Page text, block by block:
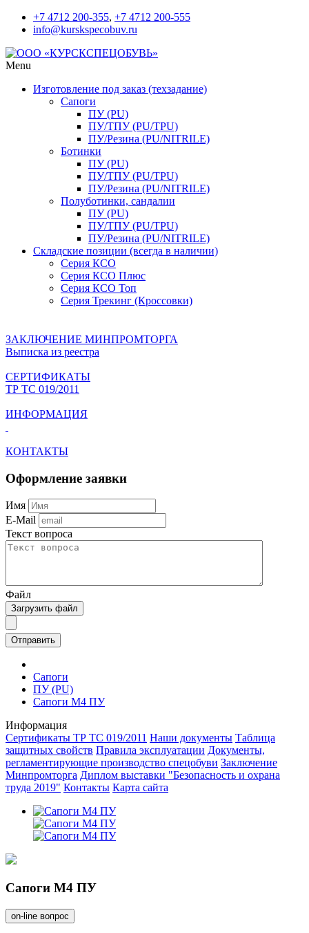
+7 4712 200-355, +7 4712 200-555
info@kurskspecobuv.ru
Menu
Изготовление под заказ (техзадание)
Сапоги
ПУ (PU)
ПУ/ТПУ (PU/TPU)
ПУ/Резина (PU/NITRILE)
Ботинки
ПУ (PU)
ПУ/ТПУ (PU/TPU)
ПУ/Резина (PU/NITRILE)
Полуботинки, сандалии
ПУ (PU)
ПУ/ТПУ (PU/TPU)
ПУ/Резина (PU/NITRILE)
Складские позиции (всегда в наличии)
Серия КСО
Серия КСО Плюс
Серия КСО Топ
Серия Трекинг (Кроссовки)
ЗАКЛЮЧЕНИЕ МИНПРОМТОРГА
Выписка из реестра
СЕРТИФИКАТЫ
ТР ТС 019/2011
ИНФОРМАЦИЯ
КОНТАКТЫ
Оформление заявки
Имя
E-Mail
Текст вопроса
Файл
Загрузить файл
Отправить
Сапоги
ПУ (PU)
Сапоги М4 ПУ
Информация
Сертификаты ТР ТС 019/2011 Наши документы Таблица
защитных свойств Правила эксплуатации Документы,
регламентирующие производство спецобуви Заключение
Минпромторга Диплом выставки "Безопасность и охрана
труда 2019" Контакты Карта сайта
Сапоги М4 ПУ
on-line вопрос